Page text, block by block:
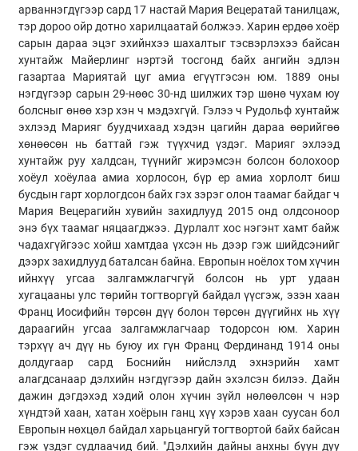
арваннэгдүгээр сард 17 настай Мария Вецератай танилцаж,
тэр дороо ойр дотно харилцаатай болжээ. Харин ердөө хоёр
сарын дараа эцэг эхийнхээ шахалтыг тэсвэрлэхээ байсан
хунтайж Майерлинг нэртэй тосгонд байх ангийн эдлэн
газартаа Мариятай цуг амиа егүүтгэсэн юм. 1889 оны
нэгдүгээр сарын 29-нөөс 30-нд шилжих тэр шөнө чухам юу
болсныг өнөө хэр хэн ч мэдэхгүй. Гэлээ ч Рудольф хунтайж
эхлээд Марияг буудчихаад хэдэн цагийн дараа өөрийгөө
хөнөөсөн нь баттай гэж түүхчид үздэг. Марияг эхлээд
хунтайж руу халдсан, түүнийг жирэмсэн болсон болохоор
хоёул хоёулаа амиа хорлосон, бүр ер амиа хорлолт биш
бусдын гарт хорлогдсон байх гэх зэрэг олон таамаг байдаг ч
Мария Вецерагийн хувийн захидлууд 2015 онд олдсоноор
энэ бүх таамаг няцаагджээ. Дурлалт хос нэгэнт хамт байж
чадахгүйгээс хойш хамтдаа үхсэн нь дээр гэж шийдсэнийг
дээрх захидлууд баталсан байна. Европын ноёлох том хүчин
ийнхүү угсаа залгамжлагчгүй болсон нь урт удаан
хугацааны улс төрийн тогтворгүй байдал үүсгэж, эзэн хаан
Франц Иосифийн төрсөн дүү болон төрсөн дүүгийнх нь хүү
дараагийн угсаа залгамжлагчаар тодорсон юм. Харин
тэрхүү ач дүү нь буюу их гүн Франц Фердинанд 1914 оны
долдугаар сард Боснийн нийслэлд эхнэрийн хамт
алагдсанаар дэлхийн нэгдүгээр дайн эхэлсэн билээ. Дайн
дажин дэгдэхэд хэдий олон хүчин зүйл нөлөөлсөн ч нэр
хүндтэй хаан, хатан хоёрын ганц хүү хэрэв хаан суусан бол
Европын нөхцөл байдал харьцангуй тогтвортой байх байсан
гэж үздэг судлаачид бий. "Дэлхийн дайны анхны буун дуу